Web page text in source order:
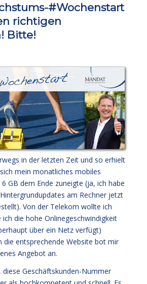
#Wochenstart
richtigen
Bitte!
in der letzten Zeit und so erhielt
mein monatliches mobiles
GB dem Ende zuneigte (ja, ich habe
am Rechner jetzt
Von der Telekom wollte ich
die hohe Onlinegeschwindigkeit
über ein Netz verfügt)
die entsprechende Website bot mir
Angebot an.
diese Geschäftskunden-Nummer